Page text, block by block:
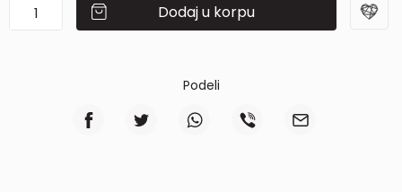
Dodaj u korpu
Podeli